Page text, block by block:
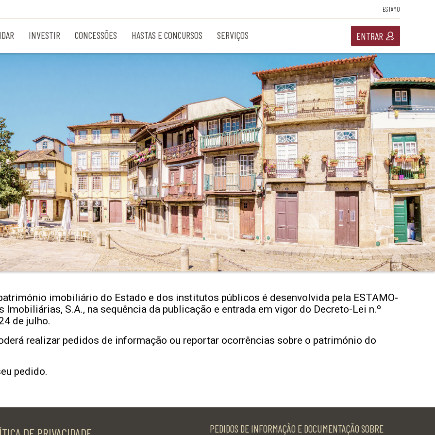
ESTAMO
INVESTIR CONCESSÕES HASTAS E CONCURSOS SERVIÇOS ENTRAR
imobiliário do Estado e dos institutos públicos é desenvolvida pela ESTAMO-
Imobiliárias, S.A., na sequência da publicação e entrada em vigor do Decreto-Lei n.º
de julho.
realizar pedidos de informação ou reportar ocorrências sobre o património do
pedido.
PEDIDOS DE INFORMAÇÃO E DOCUMENTAÇÃO SOBRE